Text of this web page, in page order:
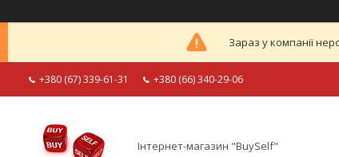
Зараз у компанії
+380 (67) 339-61-31 +380 (66) 340-29-06
Інтернет-магазин "BuySelf"